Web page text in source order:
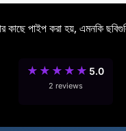
কাছে পাইপ করা হয়, এমনকি
★ ★ ★ ★ ★ 5.0
2 reviews